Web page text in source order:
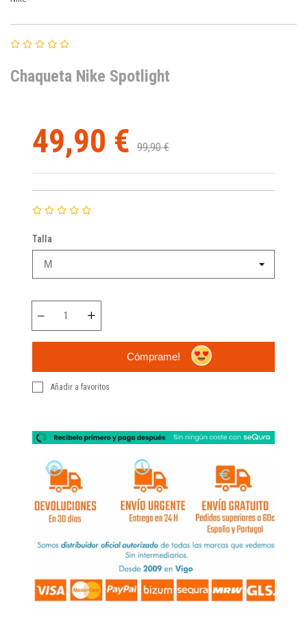
Chaqueta Nike Spotlight
49,90 € 99,90 €
Talla
Cómprame!
Añadir a favoritos